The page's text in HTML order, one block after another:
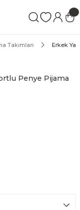
Takımları Erkek
Penye Pijama